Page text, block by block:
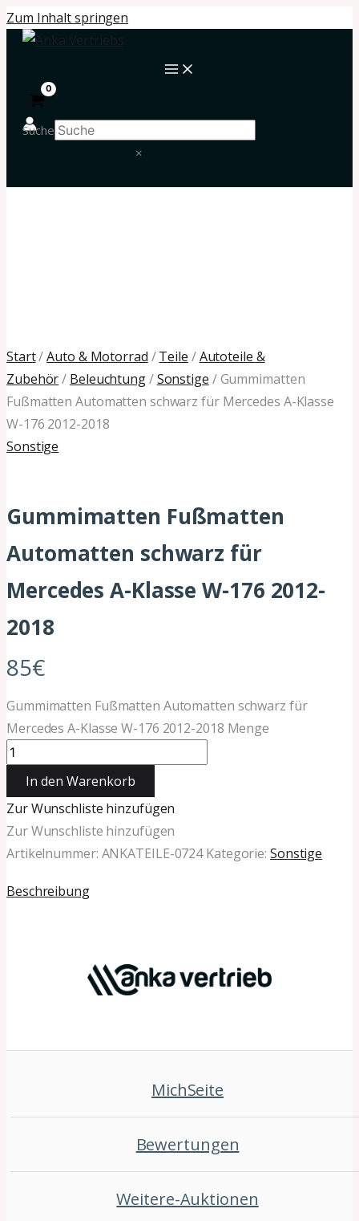
Zum Inhalt springen
Suche
×
Start/Auto & Motorrad /Teile /Autoteile &
Zubehör/ Beleuchtung/Sonstige / Gummimatten
Fußmatten Automatten schwarz für Mercedes A-Klasse
W-176 2012-2018
Sonstige
Gummimatten Fußmatten
Automatten schwarz für
Mercedes A-Klasse W-176 2012-
2018
85€
Gummimatten Fußmatten Automatten schwarz für
Mercedes A-Klasse W-176 2012-2018 Menge
In den Warenkorb
Zur Wunschliste hinzufügen
Zur Wunschliste hinzufügen
Artikelnummer: ANKATEILE-0724 Kategorie: Sonstige
Beschreibung
MichSeite
Bewertungen
Weitere-Auktionen